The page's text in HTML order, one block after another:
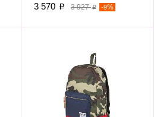
-9%
3 927p
3 570 p